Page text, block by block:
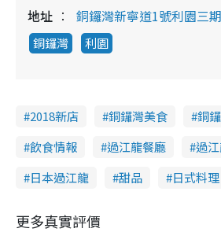
地址 銅鑼灣新寧道1號利園三
銅鑼灣 利園
2018新店 銅鑼灣美食
銅
飲食情報
過江龍餐廳
過
日本過江龍
甜品 日式料理
更多真實評價